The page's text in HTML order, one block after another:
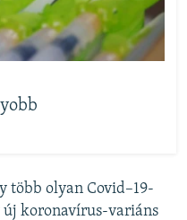
több olyan Covid–19-
koronavírus-variáns